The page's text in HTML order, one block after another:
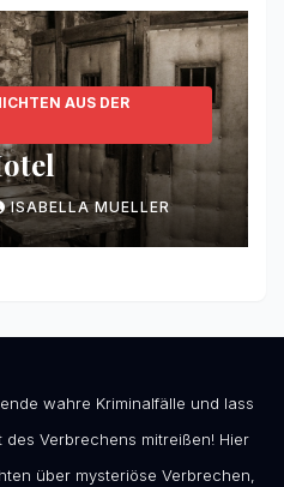
AUS DER
ISABELLA MUELLER
wahre Kriminalfälle und lass
Verbrechens mitreißen! Hier
über mysteriöse Verbrechen,